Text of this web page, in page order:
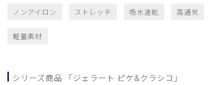
ノンアイロン ストレッチ 吸水速乾 高通気
軽量素材
シリーズ商品 「ジェラート ピケ&クラシコ」